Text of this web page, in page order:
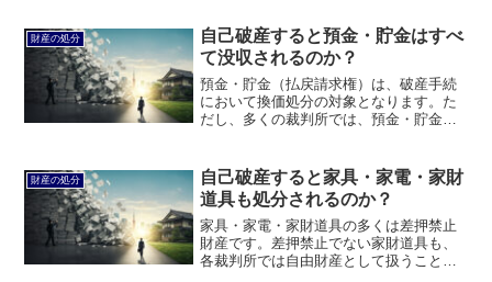
と手持ちの現金はどうなるのかについて
説明します。
財産の処分
自己破産すると預金・貯金はすべ
て没収されるのか？
預金・貯金（払戻請求権）は、破産手続
において換価処分の対象となります。た
だし、多くの裁判所では、預金・貯金の
すると預金・貯金はすべて没収されるの
かについて説明します。
財産の処分
自己破産すると家具・家電・家財
道具も処分されるのか？
家具・家電・家財道具の多くは差押禁止
財産です。差押禁止でない家財道具も、
各裁判所では自由財産として扱うことが